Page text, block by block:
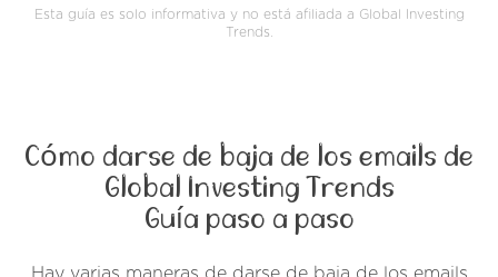
Esta guía es solo informativa y no está afiliada a Global Investing
Trends.
Cómo darse de baja de los emails de
Global Investing Trends
Guía paso a paso
Hay varias maneras de darse de baja de los emails